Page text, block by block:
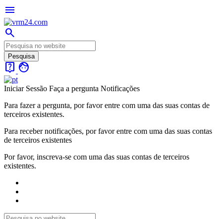
menu
search
live_help face
Iniciar Sessão Faça a pergunta Notificações
Para fazer a pergunta, por favor entre com uma das suas contas de
terceiros existentes.
Para receber notificações, por favor entre com uma das suas contas
de terceiros existentes
Por favor, inscreva-se com uma das suas contas de terceiros
existentes.